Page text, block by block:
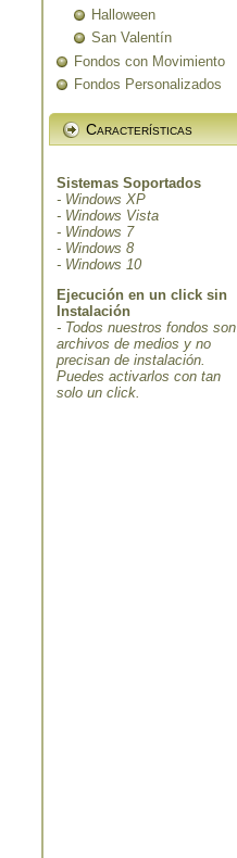
Halloween
San Valentín
Fondos con Movimiento
Fondos Personalizados
Características
Sistemas Soportados
- Windows XP
- Windows Vista
- Windows 7
- Windows 8
- Windows 10
Ejecución en un click sin
Instalación
- Todos nuestros fondos son
archivos de medios y no
precisan de instalación.
Puedes activarlos con tan
solo un click.